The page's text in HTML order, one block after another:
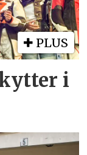
PLUS
i